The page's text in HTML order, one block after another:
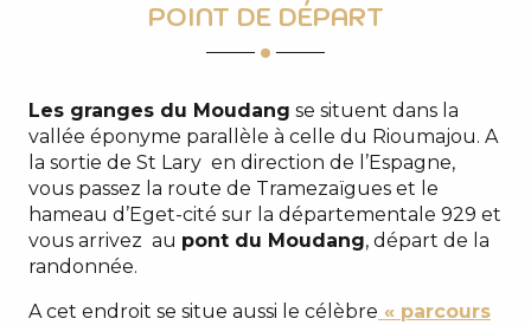
POINT DE DÉPART
Les granges du Moudang se situent dans la
vallée éponyme parallèle à celle du Rioumajou. A
la sortie de St Lary en direction de l’Espagne,
vous passez la route de Tramezaïgues et le
hameau d’Eget-cité sur la départementale 929 et
vous arrivez au pont du Moudang, départ de la
randonnée.
A cet endroit se situe aussi le célèbre « parcours